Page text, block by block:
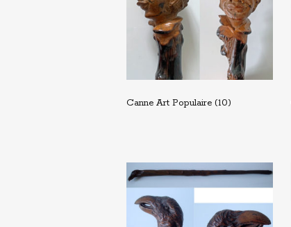
Canne Art Populaire (10)